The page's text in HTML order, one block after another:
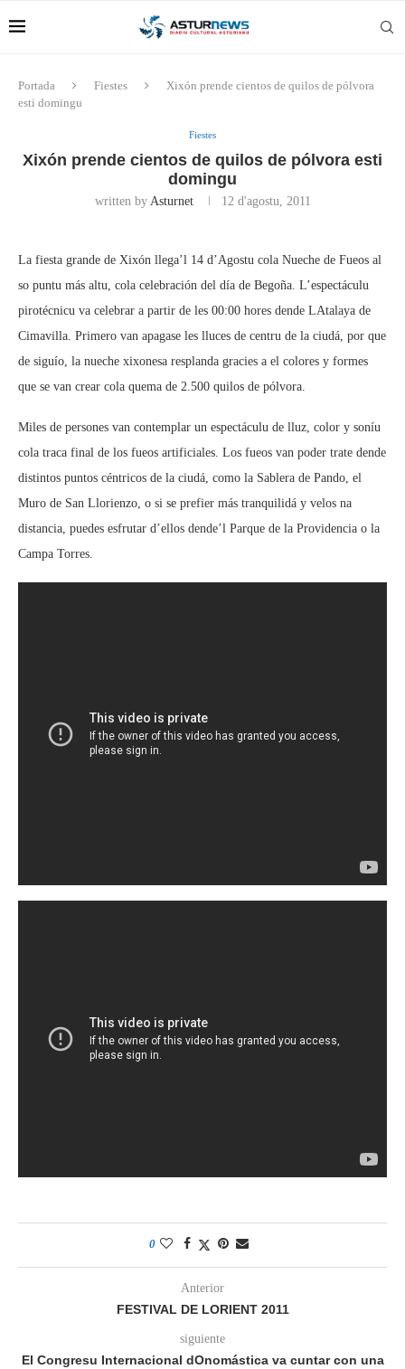
Portada Fiestes
Xixón prende cientos de quilos de pólvora
esti domingu
Fiestes
Xixón prende cientos de quilos de pólvora esti
domingu
written by Asturnet 12 d'agostu, 2011
La fiesta grande de Xixón llega’l 14 d’Agostu cola Nueche de Fueos al
so puntu más altu, cola celebración del día de Begoña. L’espectáculu
pirotécnicu va celebrar a partir de les 00:00 hores dende LAtalaya de
Cimavilla. Primero van apagase les lluces de centru de la ciudá, por que
de siguío, la nueche xixonesa resplanda gracies a el colores y formes
que se van crear cola quema de 2.500 quilos de pólvora.
Miles de persones van contemplar un espectáculu de lluz, color y soníu
cola traca final de los fueos artificiales. Los fueos van poder trate dende
distintos puntos céntricos de la ciudá, como la Sablera de Pando, el
Muro de San Llorienzo, o si se prefier más tranquilidá y velos na
distancia, puedes esfrutar d’ellos dende’l Parque de la Providencia o la
Campa Torres.
0
Anterior
FESTIVAL DE LORIENT 2011
siguiente
El Congresu Internacional dOnomástica va cuntar con una